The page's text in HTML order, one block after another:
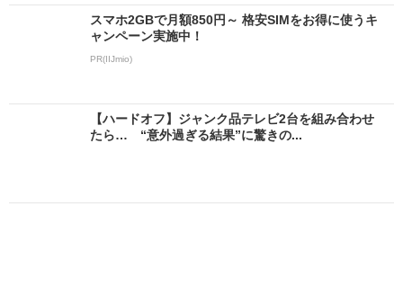
スマホ2GBで月額850円～ 格安SIMをお得に使うキ
ャンペーン実施中！
PR(IIJmio)
【ハードオフ】ジャンク品テレビ2台を組み合わせ
たら… “意外過ぎる結果”に驚きの...